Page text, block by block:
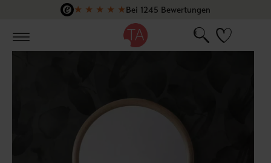
Zum Hauptinhalt springen
★ ★ ★ ★ ★Bei 1245 Bewertungen